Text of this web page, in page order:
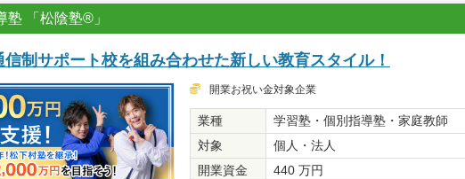
塾 「松陰塾®」
制サポート校を組み合わせた新しい教育スタイル！
開業お祝い金対象企業
業種
学習塾・個別指導塾・家庭教師
対象
個人・法人
開業資金
440 万円